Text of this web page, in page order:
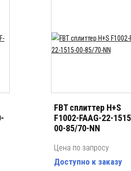
FBT сплиттер H+S
F1002-FAAG-22-
00-85/70-NN
Цена по запросу
Доступно к заказу